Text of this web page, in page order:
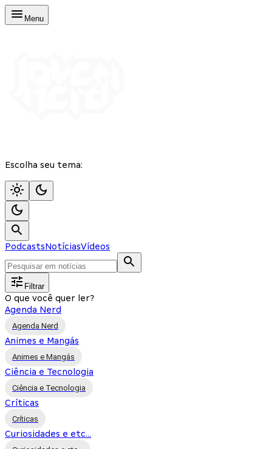
Menu
Escolha seu tema:
PodcastsNotíciasVídeos
Filtrar
O que você quer ler?
Agenda Nerd
Agenda Nerd
Animes e Mangás
Animes e Mangás
Ciência e Tecnologia
Ciência e Tecnologia
Críticas
Críticas
Curiosidades e etc...